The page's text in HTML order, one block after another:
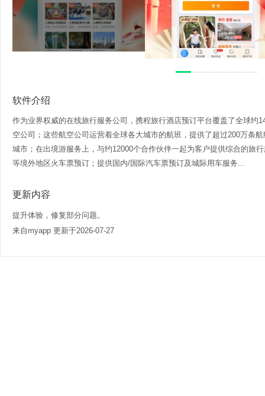
软件介绍
作为业界权威的在线旅行服务公司，携程旅行酒店预订平台覆盖了全球约
空公司；这些航空公司运营着全球各大城市的航班，提供了超过200万条
城市；在出境游服务上，与约12000个合作伙伴一起为客户提供综合的旅
等境外地区火车票预订；提供国内/国际汽车票预订及城际用车服务...
更新内容
提升体验，修复部分问题。
来自myapp 更新于2026-07-27